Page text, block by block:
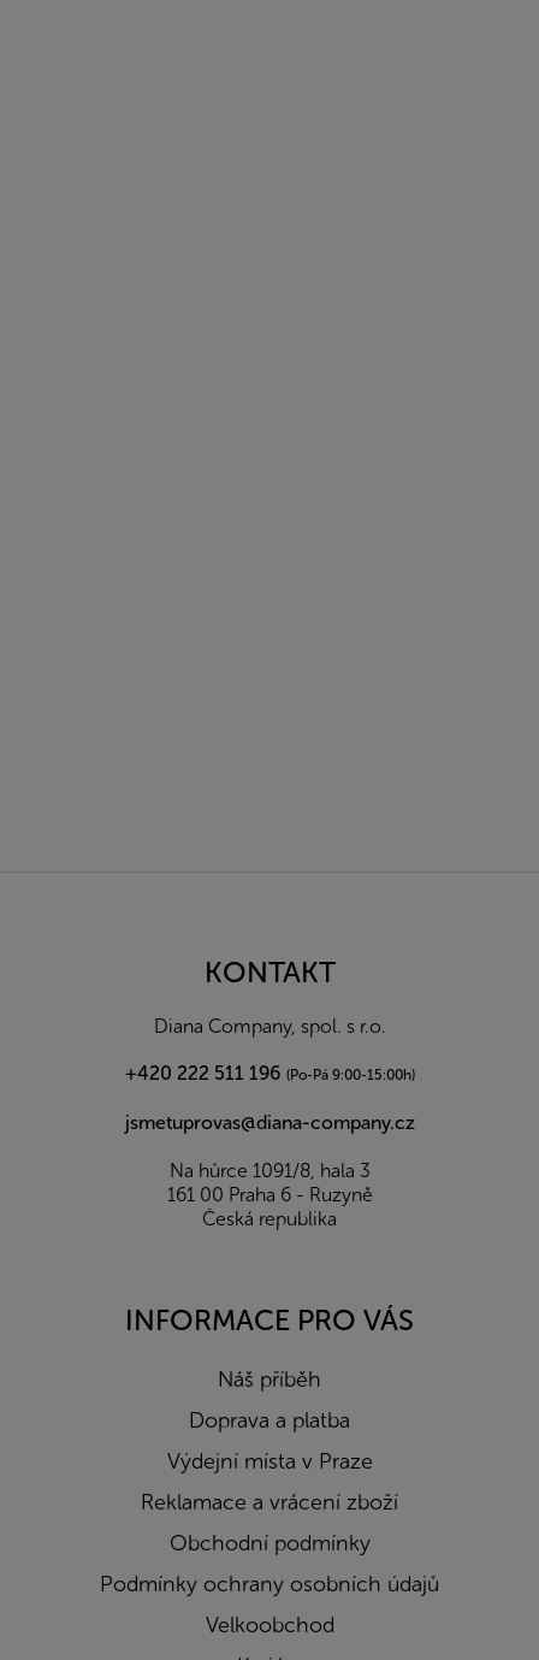
KONTAKT
Diana Company, spol. s r.o.
+420 222 511 196 (Po-Pá 9:00-15:00h)
jsmetuprovas@diana-company.cz
Na hůrce 1091/8, hala 3
161 00 Praha 6 - Ruzyně
Česká republika
INFORMACE PRO VÁS
Náš příběh
Doprava a platba
Výdejní místa v Praze
Reklamace a vrácení zboží
Obchodní podmínky
Podmínky ochrany osobních údajů
Velkoobchod